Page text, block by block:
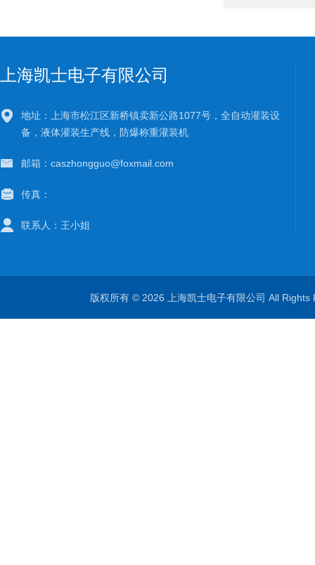
上海凯士电子有限公司
地址：上海市松江区新桥镇卖新公路1077号，全自动灌装设
备，液体灌装生产线，防爆称重灌装机
邮箱：caszhongguo@foxmail.com
传真：
联系人：王小姐
版权所有 © 2026 上海凯士电子有限公司 All